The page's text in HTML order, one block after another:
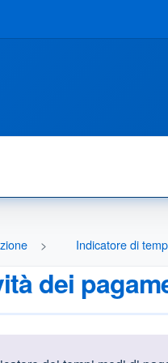
Indicatore di
dei